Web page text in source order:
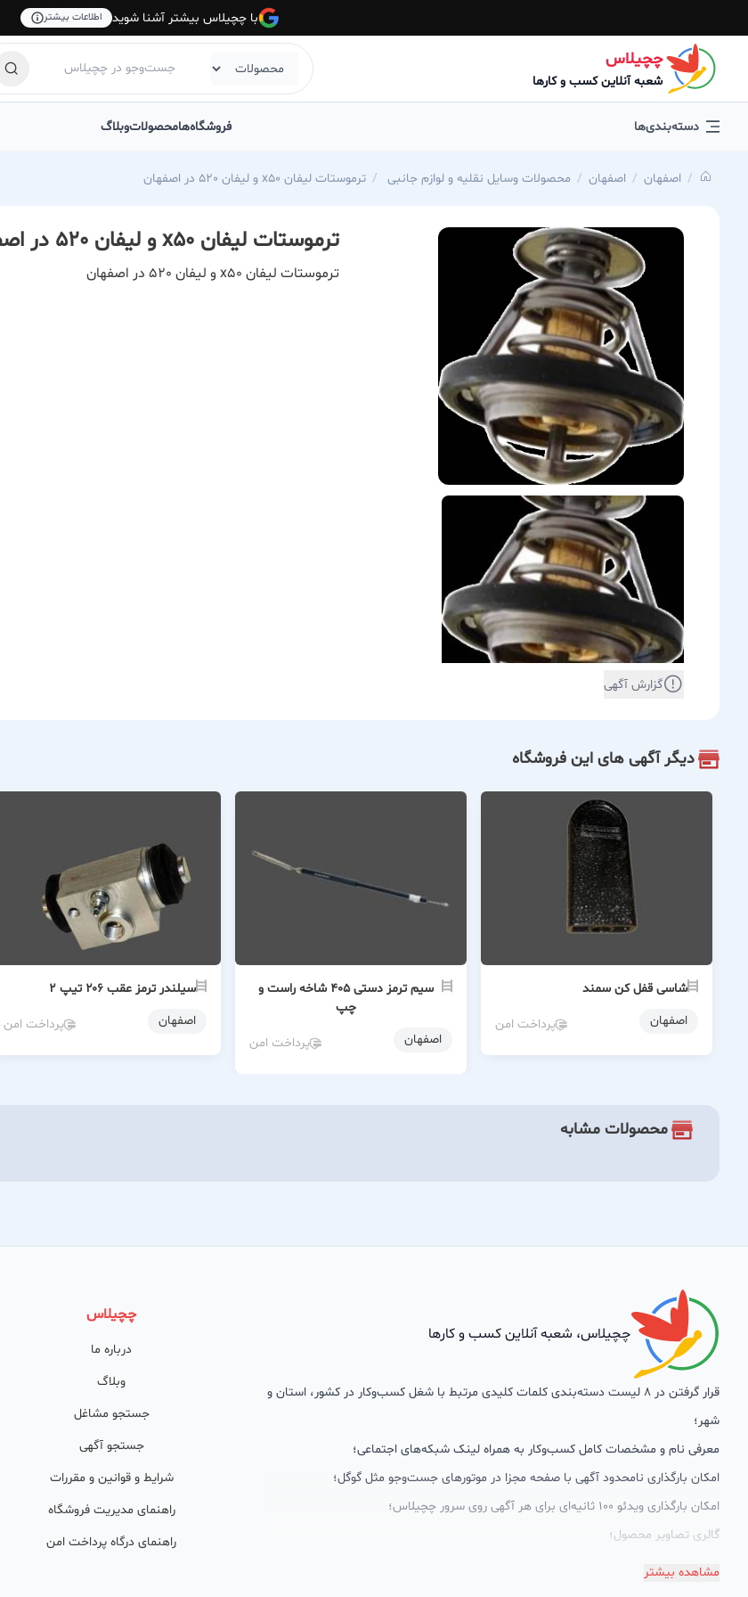
با چچیلاس بیشتر آشنا شوید اطلاعات بیشتر
چچیلاس
شعبه آنلاین کسب و کارها
دسته‌بندی‌ها فروشگاه‌هامحصولاتوبلاگ
اصفهان اصفهان محصولات وسایل نقلیه و لوازم جانبی ترموستات لیفان x50 و لیفان 520 در اصفهان
گزارش آگهی
ترموستات لیفان x50 و لیفان 520 در اصفهان
ترموستات لیفان x50 و لیفان 520 در اصفهان
دیگر آگهی های این فروشگاه
شاسی قفل کن سمند
اصفهان
پرداخت امن
سیم ترمز دستی ۴۰۵ شاخه راست و
چپ
اصفهان
پرداخت امن
سیلندر ترمز عقب ۲۰۶ تیپ ۲
اصفهان
پرداخت امن
محصولات مشابه
چچیلاس، شعبه آنلاین کسب و کارها
قرار گرفتن در 8 لیست دسته‌بندی کلمات کلیدی مرتبط با شغل کسب‌وکار در کشور، استان و
شهر؛
معرفی نام و مشخصات کامل کسب‌وکار به همراه لینک شبکه‌های اجتماعی؛
امکان بارگذاری نامحدود آگهی با صفحه مجزا در موتورهای جست‌وجو مثل گوگل؛
امکان بارگذاری ویدئو 100 ثانیه‌ای برای هر آگهی روی سرور چچیلاس؛
گالری تصاویر محصول؛
امکان دسته‌بندی آگهی‌ها
مشاهده بیشتر
چچیلاس
درباره ما
وبلاگ
جستجو مشاغل
جستجو آگهی
شرایط و قوانین و مقررات
راهنمای مدیریت فروشگاه
راهنمای درگاه پرداخت امن